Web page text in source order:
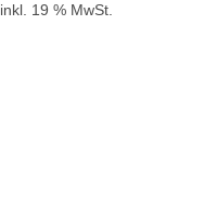
inkl. 19 % MwSt.